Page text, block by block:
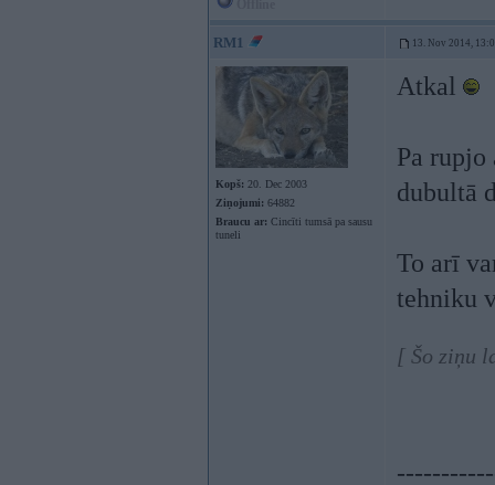
RM1 13. Nov 2014,
Kopš: 20. Dec 2003
Ziņojumi: 64882
Braucu ar: Cincīti tumsā pa sausu
tuneli
Atkal
Pa
dubultā
To arī
tehniku
[ Šo ziņu